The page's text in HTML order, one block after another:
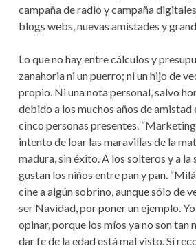
campaña de radio y campaña
blogs webs, nuevas amistades y
Lo que no hay entre cálculos y
zanahoria ni un puerro; ni un hijo de
propio. Ni una nota personal, salvo
debido a los muchos años de amistad
cinco personas presentes.
intento de loar las maravillas de la
madura, sin éxito. A los solteros y a la
gustan los niños entre pan y pan.
cine a algún sobrino, aunque sólo de
ser Navidad, por poner un ejemplo.
opinar, porque los míos ya no son tan
dar fe de la edad está mal visto. Si